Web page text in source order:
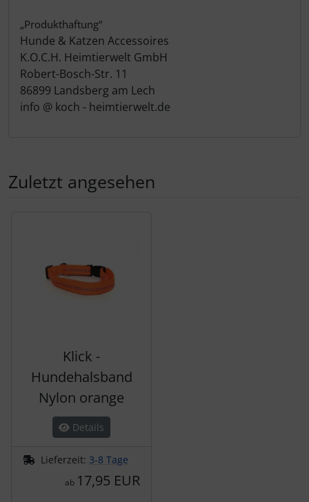
„Produkthaftung“
Hunde & Katzen Accessoires
K.O.C.H. Heimtierwelt GmbH
Robert-Bosch-Str. 11
86899 Landsberg am Lech
info @ koch - heimtierwelt.de
Zuletzt angesehen
Klick -
Hundehalsband
Nylon orange
Details
Lieferzeit: 3-8 Tage
ab 17,95 EUR